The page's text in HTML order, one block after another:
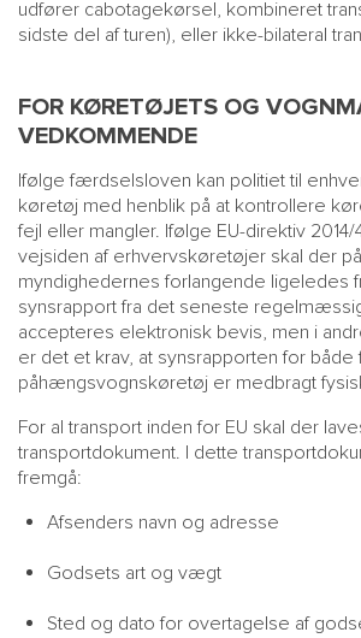
udfører cabotagekørsel, kombineret
sidste del af turen), eller ikke-bilateral
FOR KØRETØJETS OG
VEDKOMMENDE
Ifølge færdselsloven kan politiet til
køretøj med henblik på at kontrollere
fejl eller mangler. Ifølge EU-direktiv
vejsiden af erhvervskøretøjer skal der
myndighedernes forlangende ligeledes
synsrapport fra det seneste
accepteres elektronisk bevis, men i
er det et krav, at synsrapporten for
påhængsvognskøretøj er medbragt
For al transport inden for EU skal der
transportdokument. I dette
fremgå:
Afsenders navn og adresse
Godsets art og vægt
Sted og dato for overtagelse af